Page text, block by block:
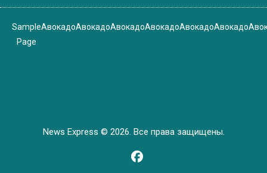
Sample
Page
АвокадоАвокадоАвокадоАвокадоАвокадоАвокадо
News Express © 2026. Все права защищены.